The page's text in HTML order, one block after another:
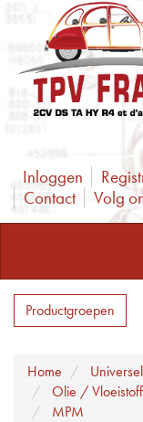
Inloggen
Contact
Volg
Productgroepen
Home
Olie /
MPM